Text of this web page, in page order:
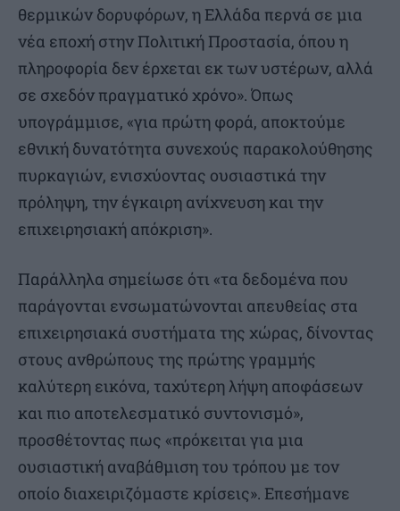
θερμικών δορυφόρων, η Ελλάδα περνά σε μια
νέα εποχή στην Πολιτική Προστασία, όπου η
πληροφορία δεν έρχεται εκ των υστέρων, αλλά
σε σχεδόν πραγματικό χρόνο». Όπως
υπογράμμισε, «για πρώτη φορά, αποκτούμε
εθνική δυνατότητα συνεχούς παρακολούθησης
πυρκαγιών, ενισχύοντας ουσιαστικά την
πρόληψη, την έγκαιρη ανίχνευση και την
επιχειρησιακή απόκριση».
Παράλληλα σημείωσε ότι «τα δεδομένα που
παράγονται ενσωματώνονται απευθείας στα
επιχειρησιακά συστήματα της χώρας, δίνοντας
στους ανθρώπους της πρώτης γραμμής
καλύτερη εικόνα, ταχύτερη λήψη αποφάσεων
και πιο αποτελεσματικό συντονισμό»,
προσθέτοντας πως «πρόκειται για μια
ουσιαστική αναβάθμιση του τρόπου με τον
οποίο διαχειριζόμαστε κρίσεις». Επεσήμανε